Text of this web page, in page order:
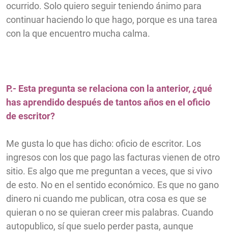
ocurrido. Solo quiero seguir teniendo ánimo para
continuar haciendo lo que hago, porque es una tarea
con la que encuentro mucha calma.
P.- Esta pregunta se relaciona con la anterior, ¿qué
has aprendido después de tantos años en el oficio
de escritor?
Me gusta lo que has dicho: oficio de escritor. Los
ingresos con los que pago las facturas vienen de otro
sitio. Es algo que me preguntan a veces, que si vivo
de esto. No en el sentido económico. Es que no gano
dinero ni cuando me publican, otra cosa es que se
quieran o no se quieran creer mis palabras. Cuando
autopublico, sí que suelo perder pasta, aunque